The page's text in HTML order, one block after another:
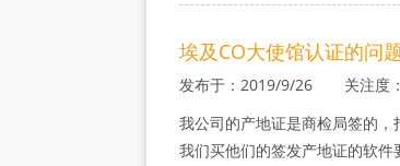
埃及CO大使馆认证的问
发布于：2019/9/26 关注度
我公司的产地证是商检局签的
我们买他们的签发产地证的软